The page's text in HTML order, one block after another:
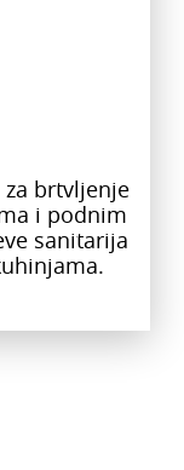
brtvljenje
i podnim
sanitarija